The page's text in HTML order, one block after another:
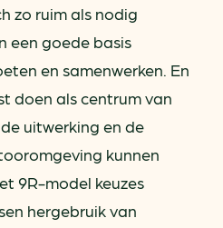
zo ruim als nodig
een goede basis
en samenwerken. En
doen als centrum van
uitwerking en de
kunnen
9R-model keuzes
hergebruik van